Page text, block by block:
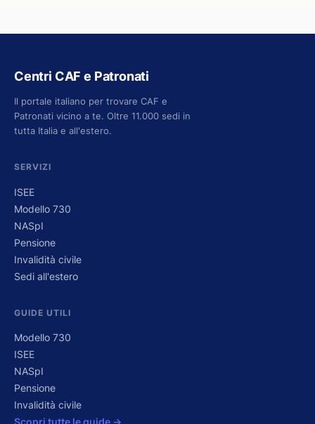
Centri CAF e Patronati
Il portale italiano per trovare CAF e
Patronati vicino a te. Oltre 11.000 sedi in
tutta Italia e all'estero.
SERVIZI
ISEE
Modello 730
NASpI
Pensione
Invalidità civile
Sedi all'estero
GUIDE UTILI
Modello 730
ISEE
NASpI
Pensione
Invalidità civile